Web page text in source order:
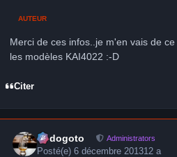
AUTEUR
Merci de ces infos..je m'en vais de
les modèles KAI4022 :-D
Citer
frédogoto Administrators
Posté(e)6 décembre 201312 a